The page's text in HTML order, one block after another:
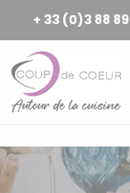
+ 33 (0)3 88
Panneau de